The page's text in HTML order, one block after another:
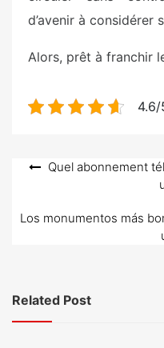
d’avenir à considérer
Alors, prêt à franchir
Post Quel abonnement
Los monumentos más
Related Post